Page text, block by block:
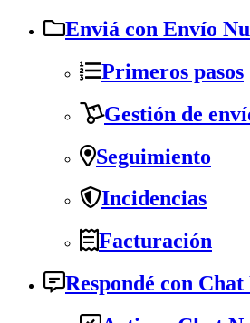
Enviá con Envío
Primeros pasos
Gestión de
Seguimiento
Incidencias
Facturación
Respondé con Chat